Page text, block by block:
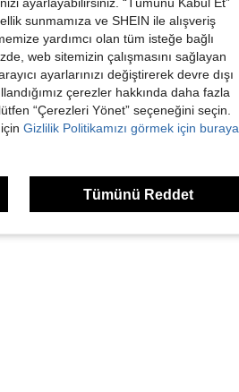
(0)
sunmamıza ve SHEIN ile alışveriş
yardımcı olan tüm isteğe bağlı
web sitemizin çalışmasını sağlayan
ayarlarınızı değiştirerek devre dışı
çerezler hakkında daha fazla
“Çerezleri Yönet” seçeneğini seçin.
Gizlilik Politikamızı görmek için buraya
Tümünü Reddet